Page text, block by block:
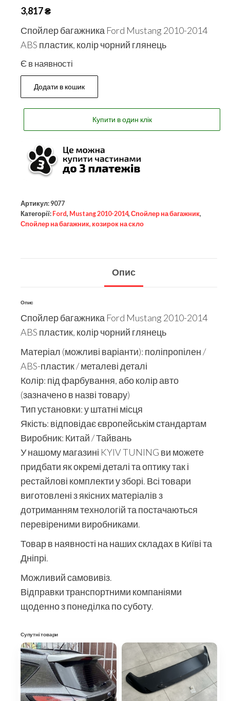
3,817₴
Спойлер багажника Ford Mustang 2010-2014
ABS пластик, колір чорний глянець
Є в наявності
Додати в кошик
Купити в один клік
Артикул: 9077
Категорії: Ford, Mustang 2010-2014, Спойлер на багажник,
Спойлер на багажник, козирок на скло
Опис
Опис
Спойлер багажника Ford Mustang 2010-2014
ABS пластик, колір чорний глянець
Матеріал (можливі варіанти): поліпропілен /
ABS-пластик / металеві деталі
Колір: під фарбування, або колір авто
(зазначено в назві товару)
Тип установки: у штатні місця
Якість: відповідає європейськім стандартам
Виробник: Китай / Тайвань
У нашому магазині KYIV TUNING ви можете
придбати як окремі деталі та оптику так і
рестайлові комплекти у зборі. Всі товари
виготовлені з якісних матеріалів з
дотриманням технологій та постачаються
перевіреними виробниками.
Товар в наявності на наших складах в Київі та
Дніпрі.
Можливий самовивіз.
Відправки транспортними компаніями
щоденно з понеділка по суботу.
Супутні товари